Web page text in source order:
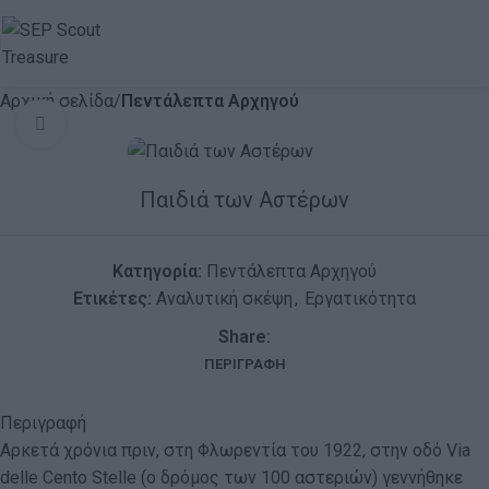
Αρχική σελίδα Πεντάλεπτα Αρχηγού
Παιδιά των Αστέρων
Κατηγορία: Πεντάλεπτα Αρχηγού
Ετικέτες: Αναλυτική σκέψη , Εργατικότητα
Share:
ΠΕΡΙΓΡΑΦΉ
Περιγραφή
Αρκετά χρόνια πριν, στη Φλωρεντία του 1922, στην οδό Via
delle Cento Stelle (ο δρόμος των 100 αστεριών) γεννήθηκε